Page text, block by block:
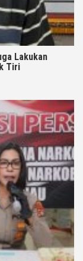
Lakukan
Tiri